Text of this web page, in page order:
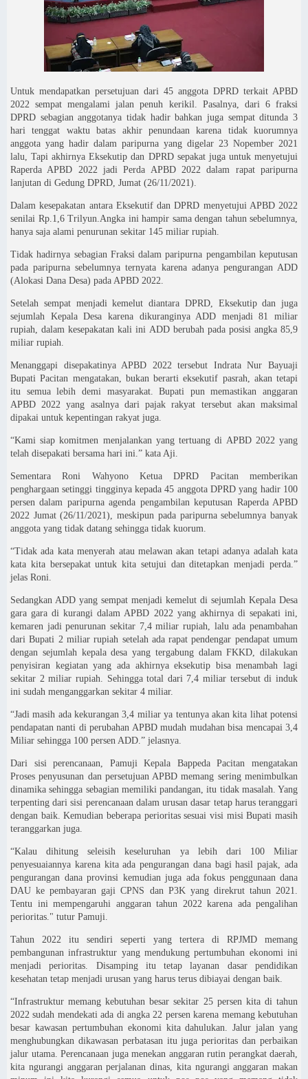
Untuk mendapatkan persetujuan dari 45 anggota DPRD terkait APBD
2022 sempat mengalami jalan penuh kerikil. Pasalnya, dari 6 fraksi
DPRD sebagian anggotanya tidak hadir bahkan juga sempat ditunda 3
hari tenggat waktu batas akhir penundaan karena tidak kuorumnya
anggota yang hadir dalam paripurna yang digelar 23 Nopember 2021
lalu, Tapi akhirnya Eksekutip dan DPRD sepakat juga untuk menyetujui
Raperda APBD 2022 jadi Perda APBD 2022 dalam rapat paripurna
lanjutan di Gedung DPRD, Jumat (26/11/2021).
Dalam kesepakatan antara Eksekutif dan DPRD menyetujui APBD 2022
senilai Rp.1,6 Trilyun.Angka ini hampir sama dengan tahun sebelumnya,
hanya saja alami penurunan sekitar 145 miliar rupiah.
Tidak hadirnya sebagian Fraksi dalam paripurna pengambilan keputusan
pada paripurna sebelumnya ternyata karena adanya pengurangan ADD
(Alokasi Dana Desa) pada APBD 2022.
Setelah sempat menjadi kemelut diantara DPRD, Eksekutip dan juga
sejumlah Kepala Desa karena dikuranginya ADD menjadi 81 miliar
rupiah, dalam kesepakatan kali ini ADD berubah pada posisi angka 85,9
miliar rupiah.
Menanggapi disepakatinya APBD 2022 tersebut Indrata Nur Bayuaji
Bupati Pacitan mengatakan, bukan berarti eksekutif pasrah, akan tetapi
itu semua lebih demi masyarakat. Bupati pun memastikan anggaran
APBD 2022 yang asalnya dari pajak rakyat tersebut akan maksimal
dipakai untuk kepentingan rakyat juga.
“Kami siap komitmen menjalankan yang tertuang di APBD 2022 yang
telah disepakati bersama hari ini.” kata Aji.
Sementara Roni Wahyono Ketua DPRD Pacitan memberikan
penghargaan setinggi tingginya kepada 45 anggota DPRD yang hadir 100
persen dalam paripurna agenda pengambilan keputusan Raperda APBD
2022 Jumat (26/11/2021), meskipun pada paripurna sebelumnya banyak
anggota yang tidak datang sehingga tidak kuorum.
“Tidak ada kata menyerah atau melawan akan tetapi adanya adalah kata
kata kita bersepakat untuk kita setujui dan ditetapkan menjadi perda.”
jelas Roni.
Sedangkan ADD yang sempat menjadi kemelut di sejumlah Kepala Desa
gara gara di kurangi dalam APBD 2022 yang akhirnya di sepakati ini,
kemaren jadi penurunan sekitar 7,4 miliar rupiah, lalu ada penambahan
dari Bupati 2 miliar rupiah setelah ada rapat pendengar pendapat umum
dengan sejumlah kepala desa yang tergabung dalam FKKD, dilakukan
penyisiran kegiatan yang ada akhirnya eksekutip bisa menambah lagi
sekitar 2 miliar rupiah. Sehingga total dari 7,4 miliar tersebut di induk
ini sudah menganggarkan sekitar 4 miliar.
“Jadi masih ada kekurangan 3,4 miliar ya tentunya akan kita lihat potensi
pendapatan nanti di perubahan APBD mudah mudahan bisa mencapai 3,4
Miliar sehingga 100 persen ADD.” jelasnya.
Dari sisi perencanaan, Pamuji Kepala Bappeda Pacitan mengatakan
Proses penyusunan dan persetujuan APBD memang sering menimbulkan
dinamika sehingga sebagian memiliki pandangan, itu tidak masalah. Yang
terpenting dari sisi perencanaan dalam urusan dasar tetap harus teranggari
dengan baik. Kemudian beberapa perioritas sesuai visi misi Bupati masih
teranggarkan juga.
“Kalau dihitung seleisih keseluruhan ya lebih dari 100 Miliar
penyesuaiannya karena kita ada pengurangan dana bagi hasil pajak, ada
pengurangan dana provinsi kemudian juga ada fokus penggunaan dana
DAU ke pembayaran gaji CPNS dan P3K yang direkrut tahun 2021.
Tentu ini mempengaruhi anggaran tahun 2022 karena ada pengalihan
perioritas." tutur Pamuji.
Tahun 2022 itu sendiri seperti yang tertera di RPJMD memang
pembangunan infrastruktur yang mendukung pertumbuhan ekonomi ini
menjadi perioritas. Disamping itu tetap layanan dasar pendidikan
kesehatan tetap menjadi urusan yang harus terus dibiayai dengan baik.
“Infrastruktur memang kebutuhan besar sekitar 25 persen kita di tahun
2022 sudah mendekati ada di angka 22 persen karena memang kebutuhan
besar kawasan pertumbuhan ekonomi kita dahulukan. Jalur jalan yang
menghubungkan dikawasan perbatasan itu juga perioritas dan perbaikan
jalur utama. Perencanaan juga menekan anggaran rutin perangkat daerah,
kita ngurangi anggaran perjalanan dinas, kita ngurangi anggaran makan